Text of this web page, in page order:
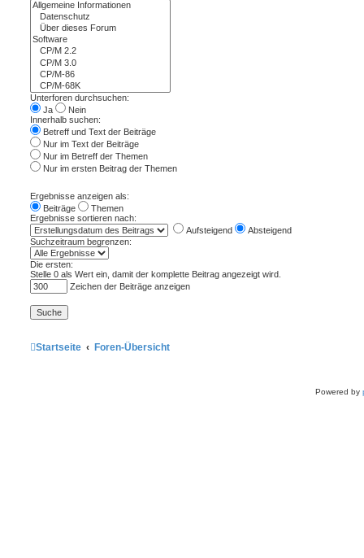
Unterforen durchsuchen:
Ja
Nein
Innerhalb suchen:
Betreff und Text der Beiträge
Nur im Text der Beiträge
Nur im Betreff der Themen
Nur im ersten Beitrag der Themen
Ergebnisse anzeigen als:
Beiträge
Themen
Ergebnisse sortieren nach:
Aufsteigend
Absteigend
Suchzeitraum begrenzen:
Die ersten:
Stelle 0 als Wert ein, damit der komplette Beitrag angezeigt wird.
Zeichen der Beiträge anzeigen
Startseite Foren-Übersicht
Powered by